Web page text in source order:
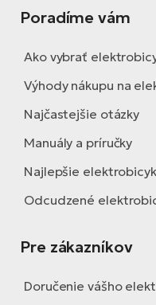
Poradíme vám
Ako vybrať
Výhody nákupu na
Najčastejšie otázky
Manuály a príručky
Najlepšie
Odcudzené
Pre zákazníkov
Doručenie vášho